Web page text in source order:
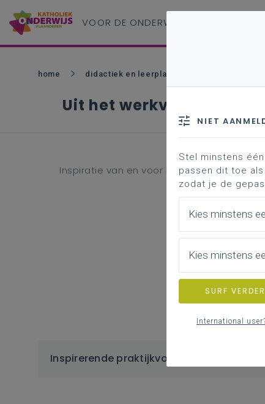
VOOR DE ONDERWIJS
home didactiek en leerplannen - bao
Uit het werkveld
Inspiratie van en voor leraren.
Inspirerende praktijkvoorbeelden
NIET
Stel minstens
passen dit toe
zodat je de
Kies minstens
Kies minstens
SURF
International